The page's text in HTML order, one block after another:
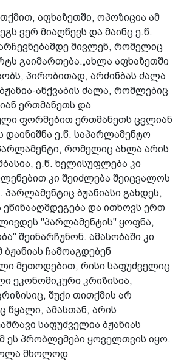
აფხაზეთში, ოპოზიცია ამ
ვერ მიაღწევს და მაინც ე.წ.
მივლენ, რომელიც
გაიმართება.„ახლა აფხაზეთში
პირობითად, არძინბას ძალა
ანქვაბის ძალა, რომლებიც
ერთმანეთს და
ფორმებით ერთმანეთს ცვლიან
დაინიშნა ე.წ. საპარლამენტო
რომელიც ახლა არის
ე.წ. ხელისუფლება კი
კი შეიძლება შეიცვალოს
პარლამენტიც ბჟანიასი გახდეს,
ეწინააღმდეგება და ითხოვს ერთ
"პარლამენტის" ყოფნა,
შეინარჩუნონ. ამასობაში კი
ჩამოაგდებენ
მეთოდებით, რისი საფუძველიც
ეკონომიკური კრიზისია,
შუქი თითქმის არ
წყალი, ამასთან, არის
საფუძველია ბჟანიას
ეს პრობლემები ყოველთვის იყო.
მხოლოდ